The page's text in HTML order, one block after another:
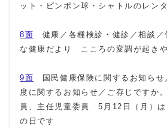
ット・ピンポン球・シャトルのレンタ
8面 健康／各種検診・健診／相談／
な健康だより こころの変調が起き
9面 国民健康保険に関するお知らせ
度に関するお知らせ／ご存じですか
員、主任児童委員 5月12日（月）は
の日です